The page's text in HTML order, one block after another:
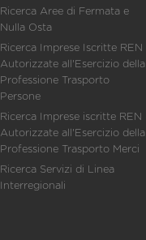
Ricerca Aree di Fermata e
Nulla Osta
Ricerca Imprese Iscritte REN
Autorizzate all'Esercizio della
Professione Trasporto
Persone
Ricerca Imprese iscritte REN
Autorizzate all'Esercizio della
Professione Trasporto Merci
Ricerca Servizi di Linea
Interregionali